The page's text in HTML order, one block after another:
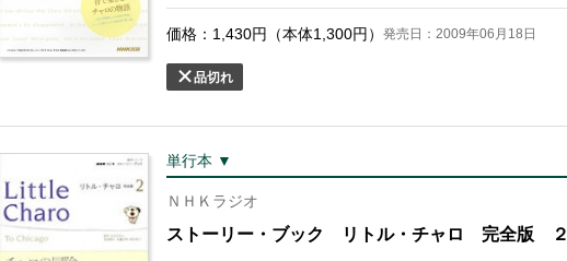
価格： 1,430円（本体1,300円） 発売日：2009年06月18日
品切れ
単行本 ▼
ＮＨＫラジオ
ストーリー・ブック リトル・チャロ 完全版 ２